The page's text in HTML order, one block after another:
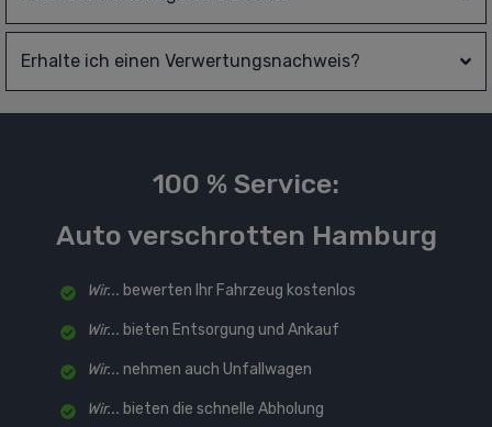
Erhalte ich einen Verwertungsnachweis?
100 % Service:
Auto verschrotten Hamburg
Wir... bewerten Ihr Fahrzeug kostenlos
Wir... bieten Entsorgung und Ankauf
Wir... nehmen auch Unfallwagen
Wir... bieten die schnelle Abholung